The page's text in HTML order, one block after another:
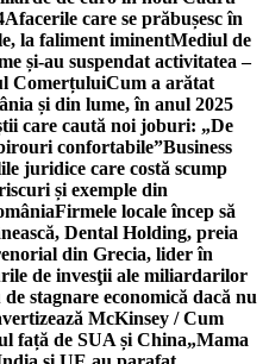
Afacerile care se prăbușesc în
la faliment iminentMediul de
și-au suspendat activitatea –
ComerțuluiCum a arătat
și din lume, în anul 2025
care caută noi joburi: „De
confortabile”Business
juridice care costă scump
și exemple din
Firmele locale încep să
Dental Holding, preia
din Grecia, lider în
de invesţii ale miliardarilor
stagnare economică dacă nu
McKinsey / Cum
față de SUA și China„Mama